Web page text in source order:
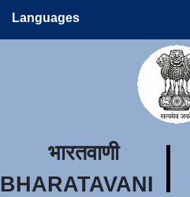
Languages
भारतवाणी
BHARATAVANI